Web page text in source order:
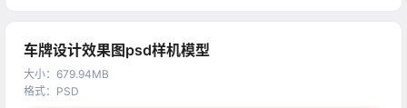
车牌设计效果图psd样机模型
大小： 679.94MB
格式： PSD